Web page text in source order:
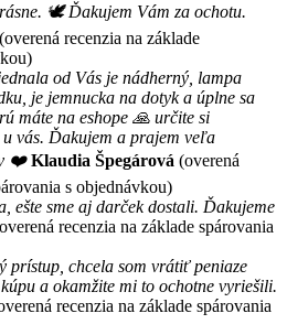
🕊 Ďakujem Vám za ochotu.
(overená recenzia na základe
od Vás je nádherný, lampa
je jemnucka na dotyk a úplne sa
máte na eshope 🙏 určite si
u vás. Ďakujem a prajem veľa
❤️ Klaudia Špegárová (overená
s objednávkou)
ešte sme aj darček dostali. Ďakujeme
recenzia na základe spárovania
prístup, chcela som vrátiť peniaze
a okamžite mi to ochotne vyriešili.
recenzia na základe spárovania